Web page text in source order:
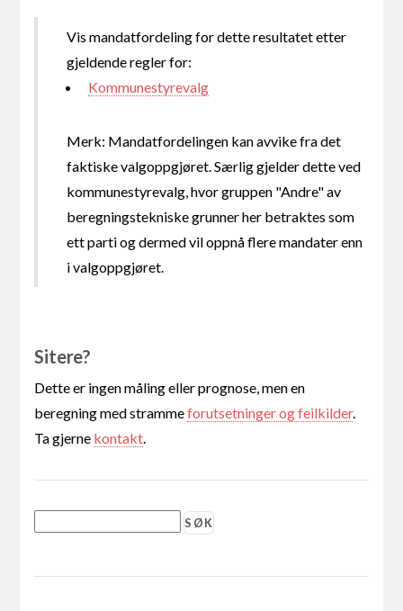
Vis mandatfordeling for dette resultatet etter
gjeldende regler for:
Kommunestyrevalg
Merk: Mandatfordelingen kan avvike fra det
faktiske valgoppgjøret. Særlig gjelder dette ved
kommunestyrevalg, hvor gruppen "Andre" av
beregningstekniske grunner her betraktes som
ett parti og dermed vil oppnå flere mandater enn
i valgoppgjøret.
Sitere?
Dette er ingen måling eller prognose, men en
beregning med strammeforutsetninger og feilkilder.
Ta gjerne kontakt.